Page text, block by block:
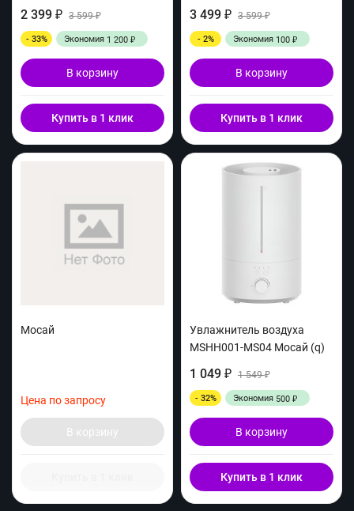
2 399 ₽ 3 599₽
- 33% Экономия 1 200 ₽
В корзину
Купить в 1 клик
3 499 ₽ 3 599₽
- 2% Экономия 100 ₽
В корзину
Купить в 1 клик
Мосай
Цена по запросу
В корзину
Увлажнитель воздуха
MSHH001-MS04 Мосай (q)
1 049 ₽ 1 549₽
- 32% Экономия 500 ₽
В корзину
Купить в 1 клик